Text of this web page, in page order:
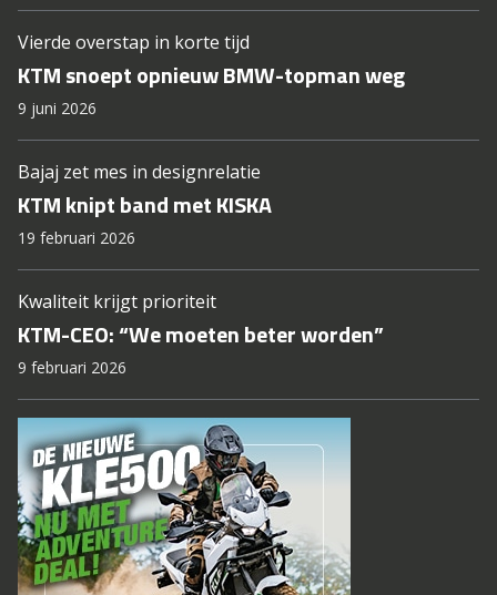
Vierde overstap in korte tijd
KTM snoept opnieuw BMW-topman weg
9 juni 2026
Bajaj zet mes in designrelatie
KTM knipt band met KISKA
19 februari 2026
Kwaliteit krijgt prioriteit
KTM-CEO: “We moeten beter worden”
9 februari 2026